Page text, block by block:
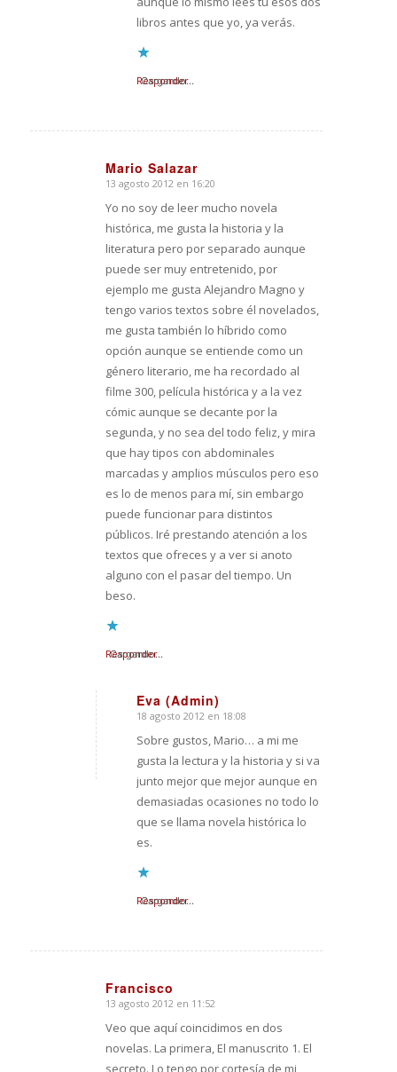
libros antes que yo, ya verás.
Cargando...
Responder
Mario Salazar
Dice:
13 agosto 2012 en 16:20
Yo no soy de leer mucho novela
histórica, me gusta la historia y la
literatura pero por separado aunque
puede ser muy entretenido, por
ejemplo me gusta Alejandro Magno y
tengo varios textos sobre él novelados,
me gusta también lo híbrido como
opción aunque se entiende como un
género literario, me ha recordado al
filme 300, película histórica y a la vez
cómic aunque se decante por la
segunda, y no sea del todo feliz, y mira
que hay tipos con abdominales
marcadas y amplios músculos pero eso
es lo de menos para mí, sin embargo
puede funcionar para distintos
públicos. Iré prestando atención a los
textos que ofreces y a ver si anoto
alguno con el pasar del tiempo. Un
beso.
Cargando...
Responder
Eva (Admin)
Dice:
18 agosto 2012 en 18:08
Sobre gustos, Mario… a mi me
gusta la lectura y la historia y si va
junto mejor que mejor aunque en
demasiadas ocasiones no todo lo
que se llama novela histórica lo
es.
Cargando...
Responder
Francisco
Dice:
13 agosto 2012 en 11:52
Veo que aquí coincidimos en dos
novelas. La primera, El manuscrito 1. El